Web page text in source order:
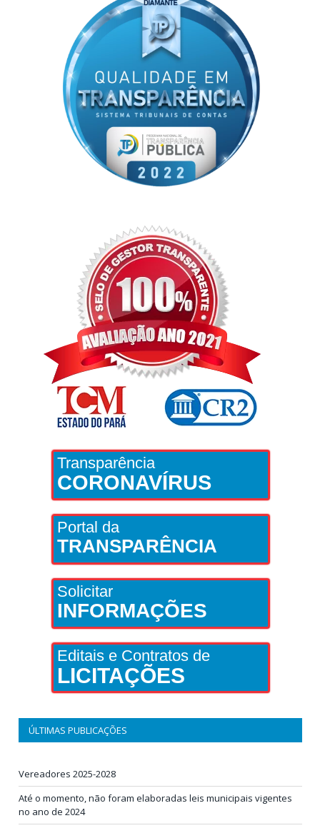
Transparência
CORONAVÍRUS
Portal da
TRANSPARÊNCIA
Solicitar
INFORMAÇÕES
Editais e Contratos de
LICITAÇÕES
ÚLTIMAS PUBLICAÇÕES
Vereadores 2025-2028
Até o momento, não foram elaboradas leis municipais vigentes
no ano de 2024